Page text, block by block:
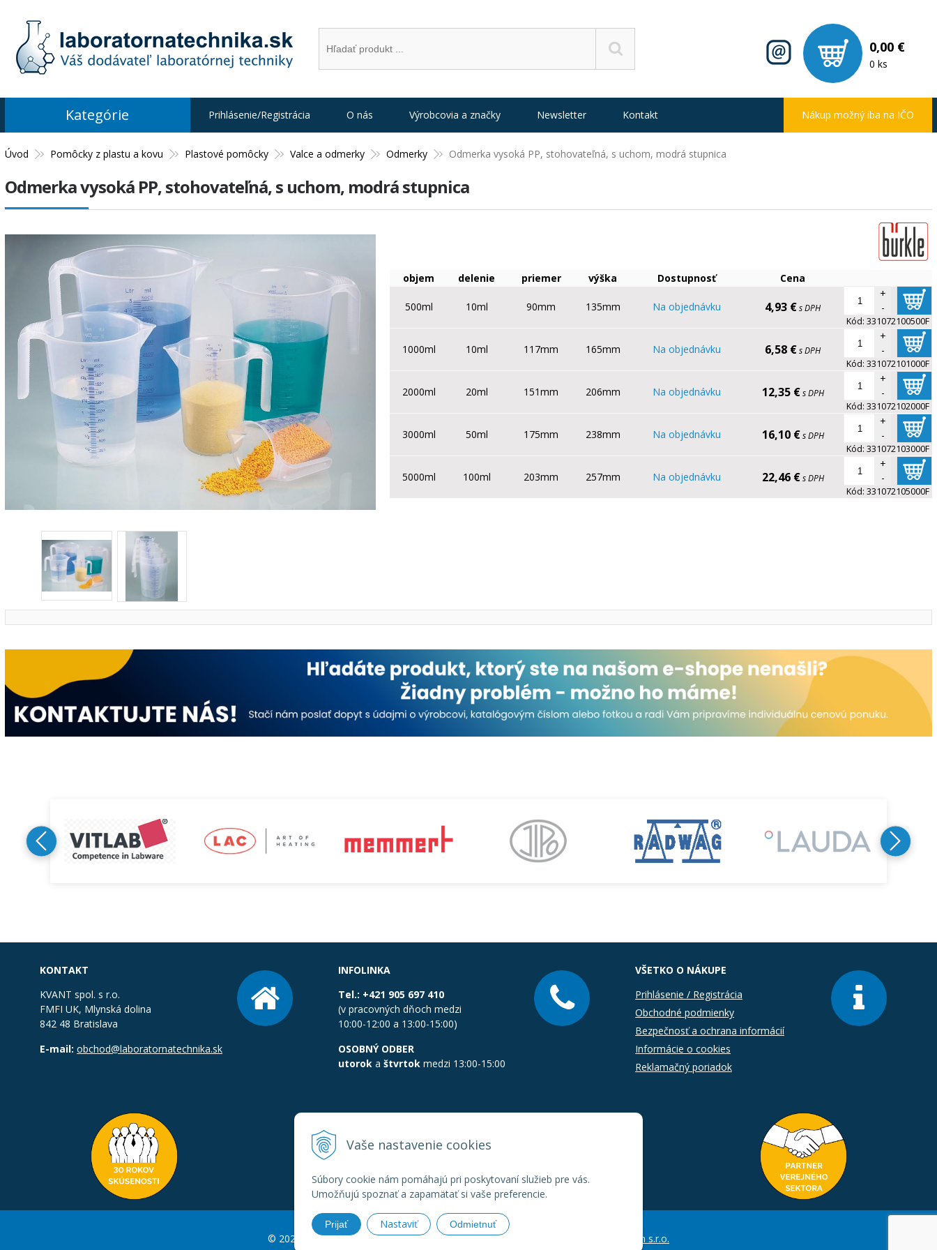
Vaše nastavenie cookies
Súbory cookie nám pomáhajú pri poskytovaní služieb pre vás.
Umožňujú spoznať a zapamätať si vaše preferencie.
Prijať Nastaviť Odmietnuť
0,00 €
0 ks
Úvod Pomôcky z plastu a kovu Plastové pomôcky Valce a odmerky Odmerky Odmerka vysoká PP, stohovateľná, s uchom, modrá stupnica
Odmerka vysoká PP, stohovateľná, s uchom, modrá stupnica
objem delenie priemer výška Dostupnosť Cena
500ml 10ml 90mm 135mm Na objednávku 4,93 €s DPH
+
-
Kód: 331072100500F
1000ml 10ml 117mm 165mm Na objednávku 6,58 €s DPH
+
-
Kód: 331072101000F
2000ml 20ml 151mm 206mm Na objednávku 12,35 € s DPH
+
-
Kód: 331072102000F
3000ml 50ml 175mm 238mm Na objednávku 16,10 € s DPH
+
-
Kód: 331072103000F
5000ml 100ml 203mm 257mm Na objednávku 22,46 € s DPH
+
-
Kód: 331072105000F
Kategórie Prihlásenie/Registrácia O nás Výrobcovia a značky Newsletter Kontakt Nákup možný iba na IČO
KONTAKT
KVANT spol. s r.o.
FMFI UK, Mlynská dolina
842 48 Bratislava
E-mail: obchod@laboratornatechnika.sk
INFOLINKA
Tel.: +421 905 697 410
(v pracovných dňoch medzi
10:00-12:00 a 13:00-15:00)
OSOBNÝ ODBER
utorok a štvrtok medzi 13:00-15:00
VŠETKO O NÁKUPE
Prihlásenie / Registrácia
Obchodné podmienky
Bezpečnosť a ochrana informácií
Informácie o cookies
Reklamačný poriadok
© 2026 Laboratornatechnika.sk •Created&e-shop Pohoda connector NextCom s.r.o.